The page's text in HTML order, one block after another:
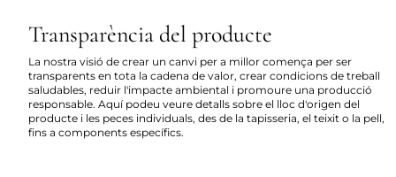
Transparència del producte
La nostra visió de crear un canvi per a millor comença per ser
transparents en tota la cadena de valor, crear condicions de treball
saludables, reduir l'impacte ambiental i promoure una producció
responsable. Aquí podeu veure detalls sobre el lloc d'origen del
producte i les peces individuals, des de la tapisseria, el teixit o la pell,
fins a components específics.